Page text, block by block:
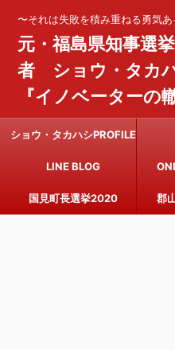
〜それは失敗を積み重ねる勇気
元・福島県知事選
者 ショウ・タカ
『イノベーターの轍
ショウ・タカハシPROFILE
LINE BLOG
国見町長選挙2020 郡